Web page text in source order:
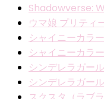
ペ
ー
ジ
送
ジ
ジ
Shadowverse:
ウマ娘 プリティ
シャイニーカラ
シャイニーカラ
シンデレラガー
シンデレラガー